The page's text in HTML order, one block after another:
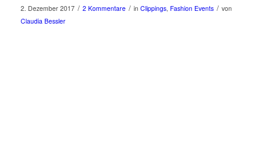
2. Dezember 2017 / 2 Kommentare / in Clippings, Fashion Events / von
Claudia Bessler